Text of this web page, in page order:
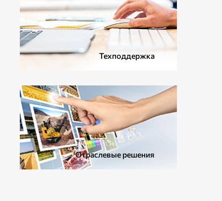
ДОПОЛНИТЕЛЬНОЕ ОБОРУДОВАНИЕ
Техподдержка
Отраслевые решения